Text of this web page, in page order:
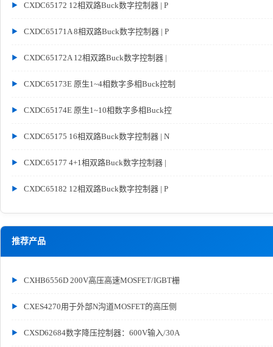
CXDC65172 12相双路Buck数字控制器 | P
CXDC65171A 8相双路Buck数字控制器 | P
CXDC65172A 12相双路Buck数字控制器 |
CXDC65173E 原生1~4相数字多相Buck控制
CXDC65174E 原生1~10相数字多相Buck控
CXDC65175 16相双路Buck数字控制器 | N
CXDC65177 4+1相双路Buck数字控制器 |
CXDC65182 12相双路Buck数字控制器 | P
推荐产品
CXHB6556D 200V高压高速MOSFET/IGBT栅
CXES4270用于外部N沟道MOSFET的高压侧
CXSD62684数字降压控制器：600V输入/30A